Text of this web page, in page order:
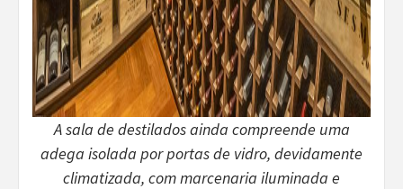
A sala de destilados ainda compreende uma
adega isolada por portas de vidro, devidamente
climatizada, com marcenaria iluminada e